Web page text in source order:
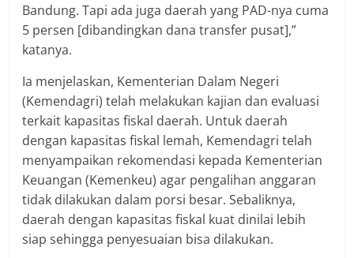
Bandung. Tapi ada juga daerah yang PAD-nya cuma
5 persen [dibandingkan dana transfer pusat],”
katanya.
Ia menjelaskan, Kementerian Dalam Negeri
(Kemendagri) telah melakukan kajian dan evaluasi
terkait kapasitas fiskal daerah. Untuk daerah
dengan kapasitas fiskal lemah, Kemendagri telah
menyampaikan rekomendasi kepada Kementerian
Keuangan (Kemenkeu) agar pengalihan anggaran
tidak dilakukan dalam porsi besar. Sebaliknya,
daerah dengan kapasitas fiskal kuat dinilai lebih
siap sehingga penyesuaian bisa dilakukan.